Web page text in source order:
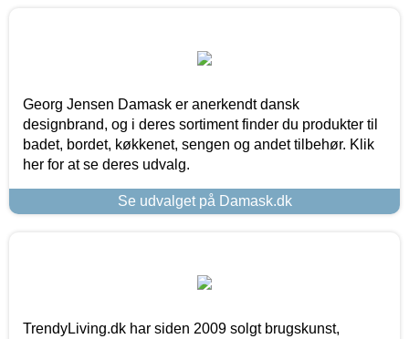
Georg Jensen Damask er anerkendt dansk
designbrand, og i deres sortiment finder du produkter til
badet, bordet, køkkenet, sengen og andet tilbehør. Klik
her for at se deres udvalg.
Se udvalget på Damask.dk
TrendyLiving.dk har siden 2009 solgt brugskunst,